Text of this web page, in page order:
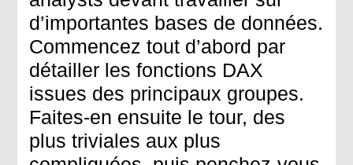
d’importantes bases de données.
Commencez tout d’abord par
détailler les fonctions DAX
issues des principaux groupes.
Faites-en ensuite le tour, des
plus triviales aux plus